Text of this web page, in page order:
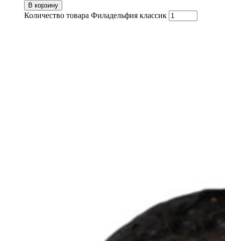
В корзину
Количество товара Филадельфия классик